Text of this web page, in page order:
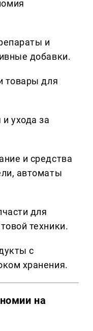
и
добавки.
товары для
ухода за
и средства
автоматы
для
техники.
с
хранения.
на